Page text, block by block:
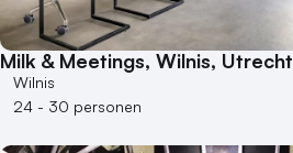
Milk & Meetings, Wilnis, Utrecht
Wilnis
24 - 30 personen